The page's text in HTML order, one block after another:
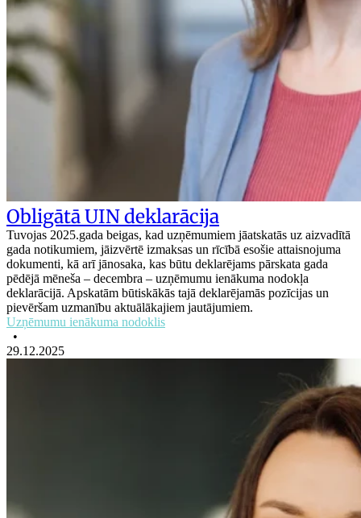
Obligātā UIN deklarācija
Tuvojas 2025.gada beigas, kad uzņēmumiem jāatskatās uz aizvadītā
gada notikumiem, jāizvērtē izmaksas un rīcībā esošie attaisnojuma
dokumenti, kā arī jānosaka, kas būtu deklarējams pārskata gada
pēdējā mēneša – decembra – uzņēmumu ienākuma nodokļa
deklarācijā. Apskatām būtiskākās tajā deklarējamās pozīcijas un
pievēršam uzmanību aktuālākajiem jautājumiem.
Uzņēmumu ienākuma nodoklis
•
29.12.2025